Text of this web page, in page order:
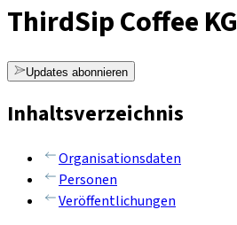
ThirdSip Coffee KG
Updates abonnieren
Inhaltsverzeichnis
Organisationsdaten
Personen
Veröffentlichungen